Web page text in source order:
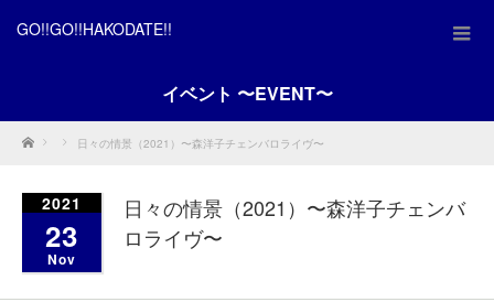
GO!!GO!!HAKODATE!!
イベント 〜EVENT〜
Home 日々の情景（2021）〜森洋子チェンバロライヴ〜
2021
23
Nov
日々の情景（2021）〜森洋子チェンバ
ロライヴ〜